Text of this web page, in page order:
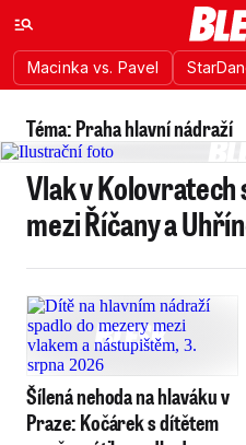
Macinka vs. Pavel
Téma: Praha hlavní nádraží
Vlak v
mezi Říčany a
Šílená nehoda na hlaváku v
Praze: Kočárek s dítětem